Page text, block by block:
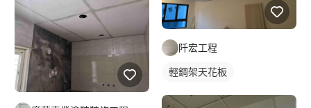
阡宏工程
輕鋼架天花板